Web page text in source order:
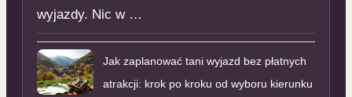
wyjazdy. Nic w …
Jak zaplanować tani wyjazd bez płatnych
atrakcji: krok po kroku od wyboru kierunku